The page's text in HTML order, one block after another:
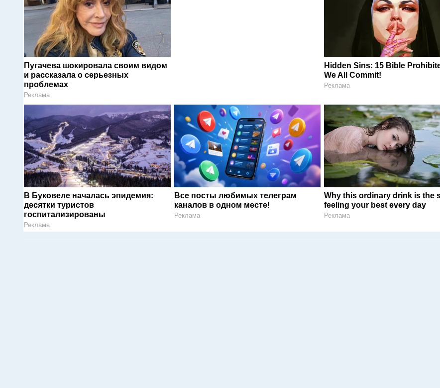
Пугачева шокировала своим видом
и рассказала о серьезных
проблемах
Реклама
Hidden Sins: 15 Bible
We All Commit!
Реклама
В Буковеле началась эпидемия:
десятки туристов
госпитализированы
Реклама
Все посты любимых телеграм
каналов в одном месте!
Реклама
Why this ordinary drink is the
feeling your best every day
Реклама